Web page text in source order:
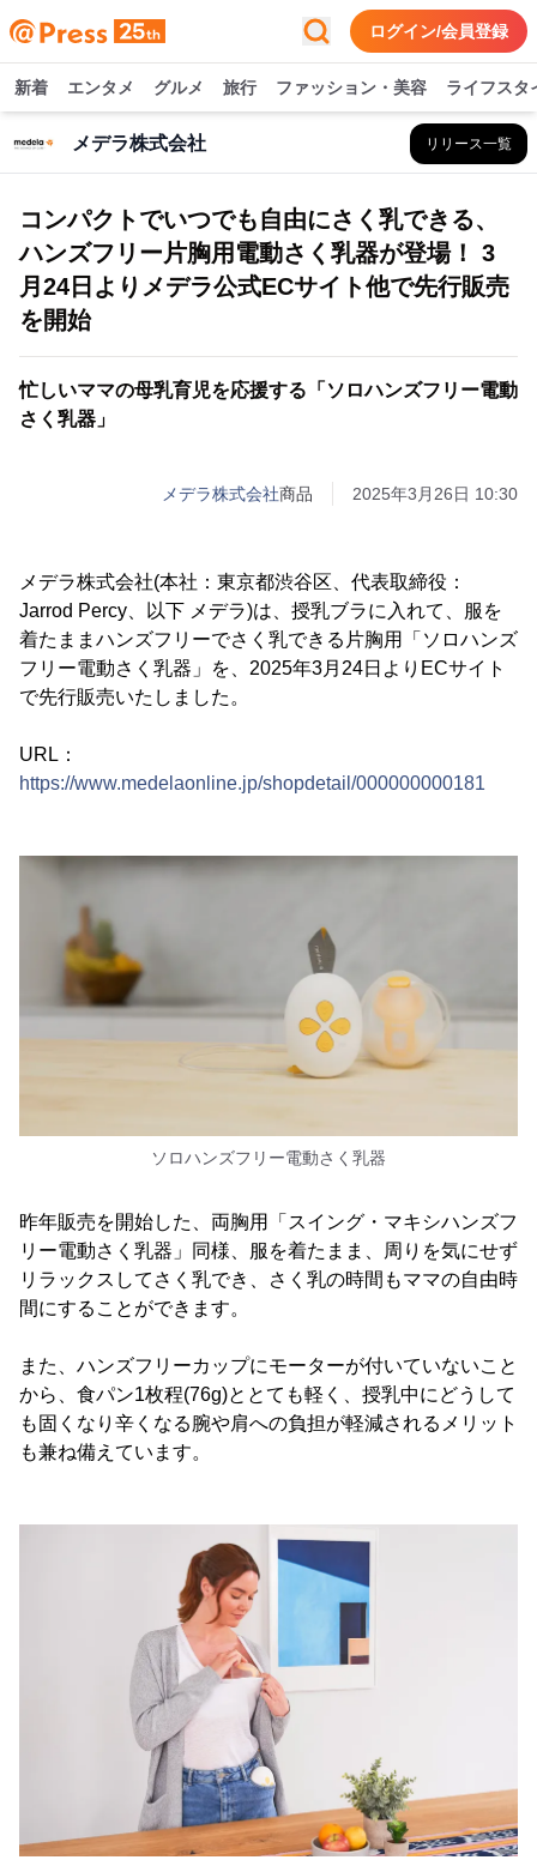
ログイン/会員登録
新着 エンタメ グルメ 旅行 ファッション・美容 ライフスタ
メデラ株式会社 リリース一覧
コンパクトでいつでも自由にさく乳できる、
ハンズフリー片胸用電動さく乳器が登場！ 3
月24日よりメデラ公式ECサイト他で先行販売
を開始
忙しいママの母乳育児を応援する「ソロハンズフリー電動
さく乳器」
メデラ株式会社商品 2025年3月26日 10:30
メデラ株式会社(本社：東京都渋谷区、代表取締役：
Jarrod Percy、以下 メデラ)は、授乳ブラに入れて、服を
着たままハンズフリーでさく乳できる片胸用「ソロハンズ
フリー電動さく乳器」を、2025年3月24日よりECサイト
で先行販売いたしました。
URL：
https://www.medelaonline.jp/shopdetail/000000000181
ソロハンズフリー電動さく乳器
昨年販売を開始した、両胸用「スイング・マキシハンズフ
リー電動さく乳器」同様、服を着たまま、周りを気にせず
リラックスしてさく乳でき、さく乳の時間もママの自由時
間にすることができます。
また、ハンズフリーカップにモーターが付いていないこと
から、食パン1枚程(76g)ととても軽く、授乳中にどうして
も固くなり辛くなる腕や肩への負担が軽減されるメリット
も兼ね備えています。